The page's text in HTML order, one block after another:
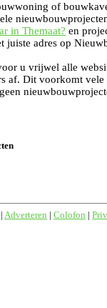
of
in Themaat? en
juiste adres op
u vrijwel alle
af. Dit voorkomt vele
Adverteren | Colofon |